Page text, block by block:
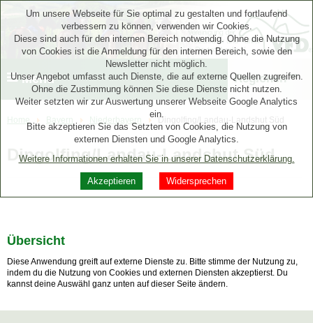
Menü Regionen
Home Bayern Niederbayern Dingolfing/Landau-Landshut Süd
Dingolfing/Landau-Landshut Süd
Übersicht
Diese Anwendung greift auf externe Dienste zu. Bitte stimme der Nutzung zu,
indem du die Nutzung von Cookies und externen Diensten akzeptierst. Du
kannst deine Auswähl ganz unten auf dieser Seite ändern.
Um unsere Webseite für Sie optimal zu gestalten und fortlaufend
verbessern zu können, verwenden wir Cookies.
Diese sind auch für den internen Bereich notwendig. Ohne die Nutzung
von Cookies ist die Anmeldung für den internen Bereich, sowie den
Newsletter nicht möglich.
Unser Angebot umfasst auch Dienste, die auf externe Quellen zugreifen.
Ohne die Zustimmung können Sie diese Dienste nicht nutzen.
Weiter setzten wir zur Auswertung unserer Webseite Google Analytics
ein.
Bitte akzeptieren Sie das Setzten von Cookies, die Nutzung von
externen Diensten und Google Analytics.
Weitere Informationen erhalten Sie in unserer Datenschutzerklärung.
Akzeptieren Widersprechen